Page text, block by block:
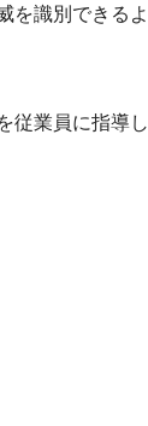
識別できる
従業員に指導